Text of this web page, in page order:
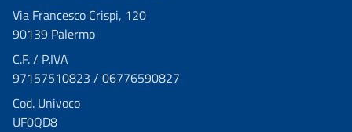
Via Francesco Crispi, 120
90139 Palermo
C.F. / P.IVA
97157510823 / 06776590827
Cod. Univoco
UF0QD8